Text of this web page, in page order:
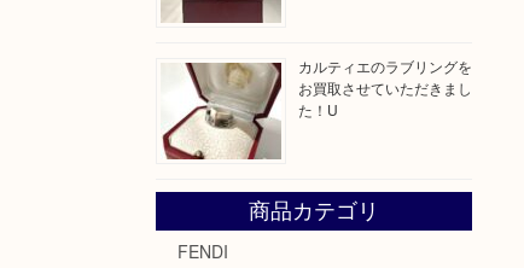
カルティエのラブリングを
お買取させていただきまし
た！U
商品カテゴリ
FENDI